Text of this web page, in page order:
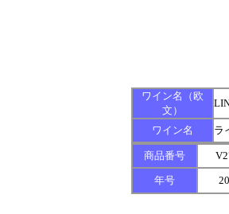
ワイン名（欧
文）
ワイン名 ラ
商品番号
年号